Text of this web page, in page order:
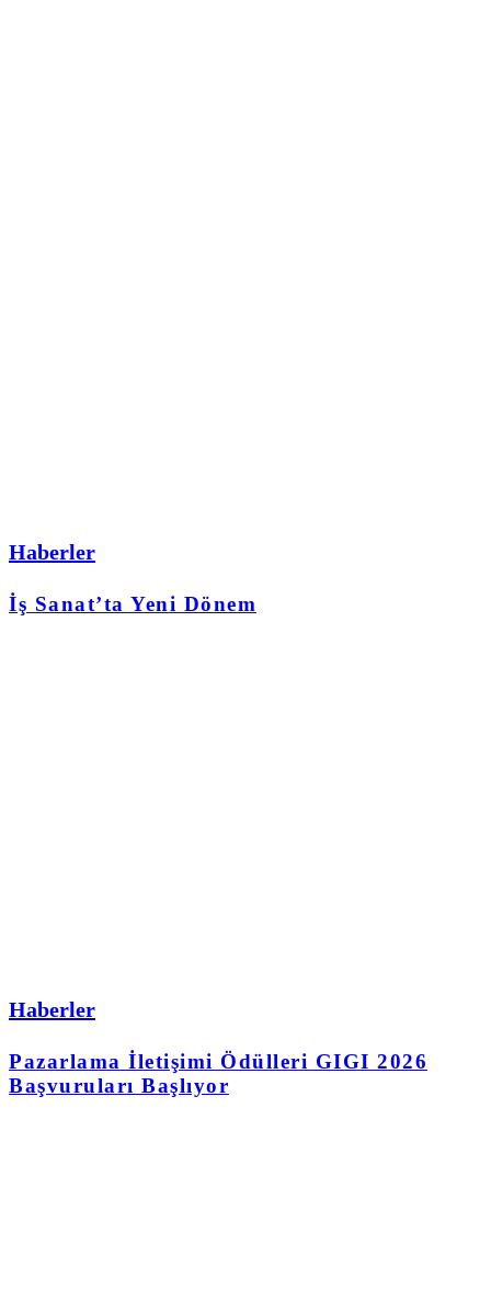
Haberler
İş Sanat’ta Yeni Dönem
Haberler
Pazarlama İletişimi Ödülleri GIGI 2026
Başvuruları Başlıyor